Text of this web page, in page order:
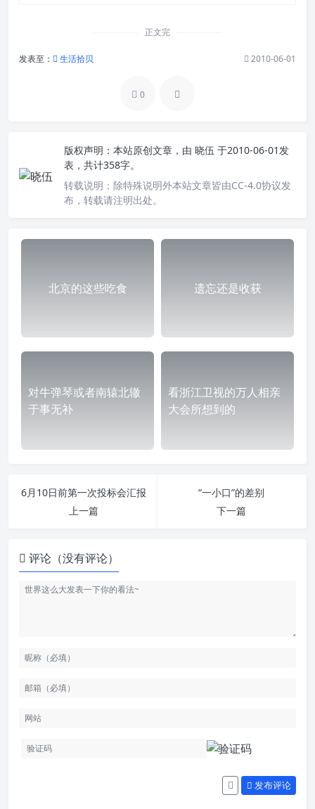
正文完
发表至： 生活拾贝 2010-06-01
0
版权声明： 本站原创文章，由 晓伍 于2010-06-01发
表，共计358字。
转载说明： 除特殊说明外本站文章皆由CC-4.0协议发
布，转载请注明出处。
北京的这些吃食 遗忘还是收获
对牛弹琴或者南辕北辙
于事无补
看浙江卫视的万人相亲
大会所想到的
6月10日前第一次投标会汇报
上一篇
“一小口”的差别
下一篇
评论（没有评论）
发布评论